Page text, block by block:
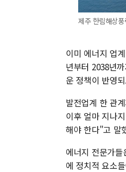
제주 한림해상
이미 에너지 업
년부터 2038년
운 정책이 반영
발전업계 한 관
이후 얼마 지나
해야 한다"고 말
에너지 전문가
에 정치적 요소